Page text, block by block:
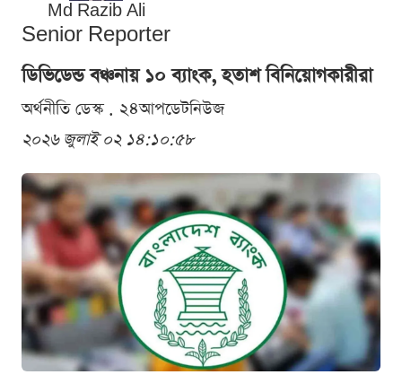
Md Razib Ali
Senior Reporter
ডিভিডেন্ড বঞ্চনায় ১০ ব্যাংক, হতাশ বিনিয়োগকারীরা
অর্থনীতি ডেস্ক . ২৪আপডেটনিউজ
২০২৬ জুলাই ০২ ১৪:১০:৫৮